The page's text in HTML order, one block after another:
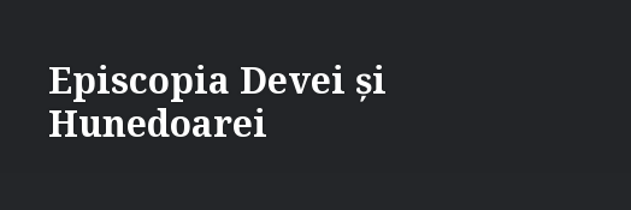
contentEpiscopia Devei și
Hunedoarei